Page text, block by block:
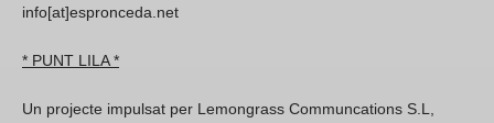
info[at]espronceda.net
* PUNT LILA *
Un projecte impulsat per Lemongrass Communcations S.L,